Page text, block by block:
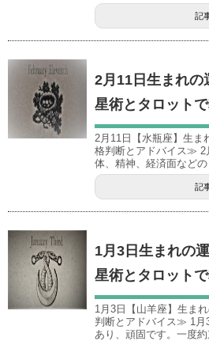
記
2月11日生まれの
星術とタロット
2月11日【水瓶座】生
格判断とアドバイス≫ 2
体、精神、経済面など
記
1月3日生まれの
星術とタロット
1月3日【山羊座】生ま
判断とアドバイス≫ 1月
あり、頑固です。一度